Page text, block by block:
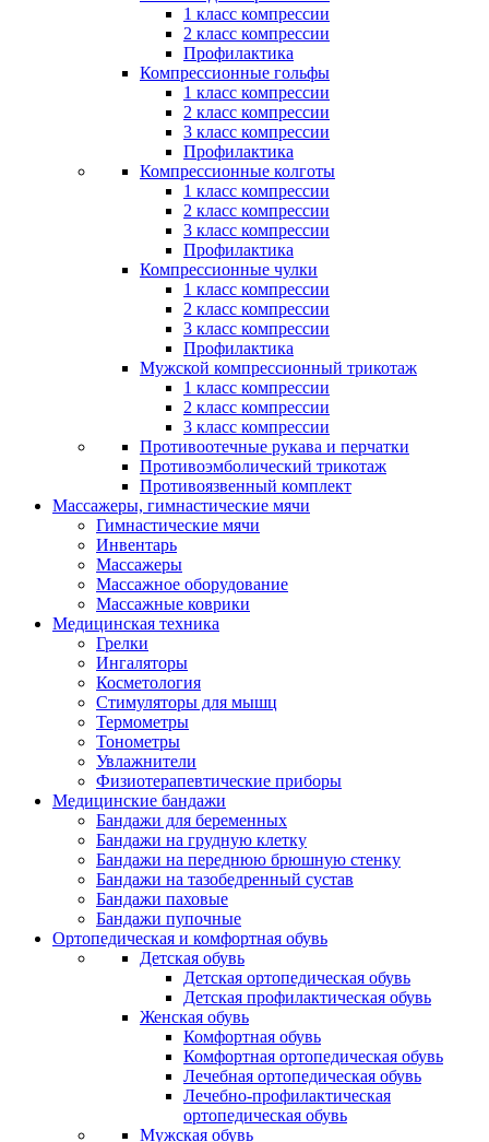
1 класс компрессии
2 класс компрессии
Профилактика
Компрессионные гольфы
1 класс компрессии
2 класс компрессии
3 класс компрессии
Профилактика
Компрессионные колготы
1 класс компрессии
2 класс компрессии
3 класс компрессии
Профилактика
Компрессионные чулки
1 класс компрессии
2 класс компрессии
3 класс компрессии
Профилактика
Мужской компрессионный трикотаж
1 класс компрессии
2 класс компрессии
3 класс компрессии
Противоотечные рукава и перчатки
Противоэмболический трикотаж
Противоязвенный комплект
Массажеры, гимнастические мячи
Гимнастические мячи
Инвентарь
Массажеры
Массажное оборудование
Массажные коврики
Медицинская техника
Грелки
Ингаляторы
Косметология
Стимуляторы для мышц
Термометры
Тонометры
Увлажнители
Физиотерапевтические приборы
Медицинские бандажи
Бандажи для беременных
Бандажи на грудную клетку
Бандажи на переднюю брюшную стенку
Бандажи на тазобедренный сустав
Бандажи паховые
Бандажи пупочные
Ортопедическая и комфортная обувь
Детская обувь
Детская ортопедическая обувь
Детская профилактическая обувь
Женская обувь
Комфортная обувь
Комфортная ортопедическая обувь
Лечебная ортопедическая обувь
Лечебно-профилактическая
ортопедическая обувь
Мужская обувь